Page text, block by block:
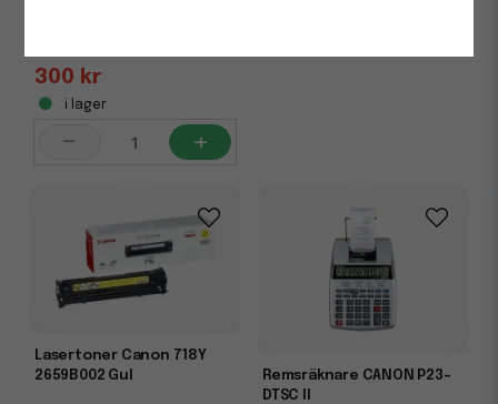
300 kr
i lager
- +
Lasertoner Canon 718Y
2659B002 Gul
Remsräknare CANON P23-
DTSC II